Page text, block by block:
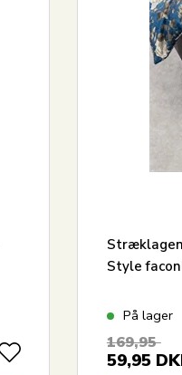
Style
På lager
169,95
59,95